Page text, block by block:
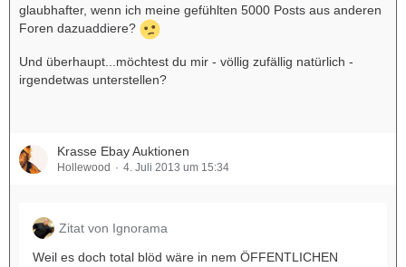
glaubhafter, wenn ich meine gefühlten 5000 Posts aus anderen
Foren dazuaddiere?
Und überhaupt...möchtest du mir - völlig zufällig natürlich -
irgendetwas unterstellen?
Krasse Ebay Auktionen
Hollewood 4. Juli 2013 um 15:34
Zitat von Ignorama
Weil es doch total blöd wäre in nem ÖFFENTLICHEN